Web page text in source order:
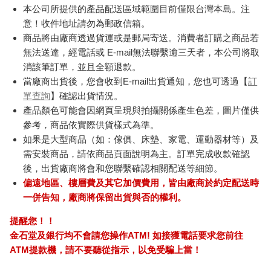
本公司所提供的產品配送區域範圍目前僅限台灣本島。注
意！收件地址請勿為郵政信箱。
商品將由廠商透過貨運或是郵局寄送。消費者訂購之商品若
無法送達，經電話或 E-mail無法聯繫逾三天者，本公司將取
消該筆訂單，並且全額退款。
當廠商出貨後，您會收到E-mail出貨通知，您也可透過【訂
單查詢】確認出貨情況。
產品顏色可能會因網頁呈現與拍攝關係產生色差，圖片僅供
參考，商品依實際供貨樣式為準。
如果是大型商品（如：傢俱、床墊、家電、運動器材等）及
需安裝商品，請依商品頁面說明為主。訂單完成收款確認
後，出貨廠商將會和您聯繫確認相關配送等細節。
偏遠地區、樓層費及其它加價費用，皆由廠商於約定配送時
一併告知，廠商將保留出貨與否的權利。
提醒您！！
金石堂及銀行均不會請您操作ATM! 如接獲電話要求您前往
ATM提款機，請不要聽從指示，以免受騙上當！